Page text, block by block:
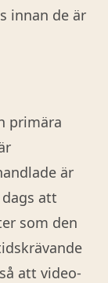
innan de är
primära
är
att
som den
att video-